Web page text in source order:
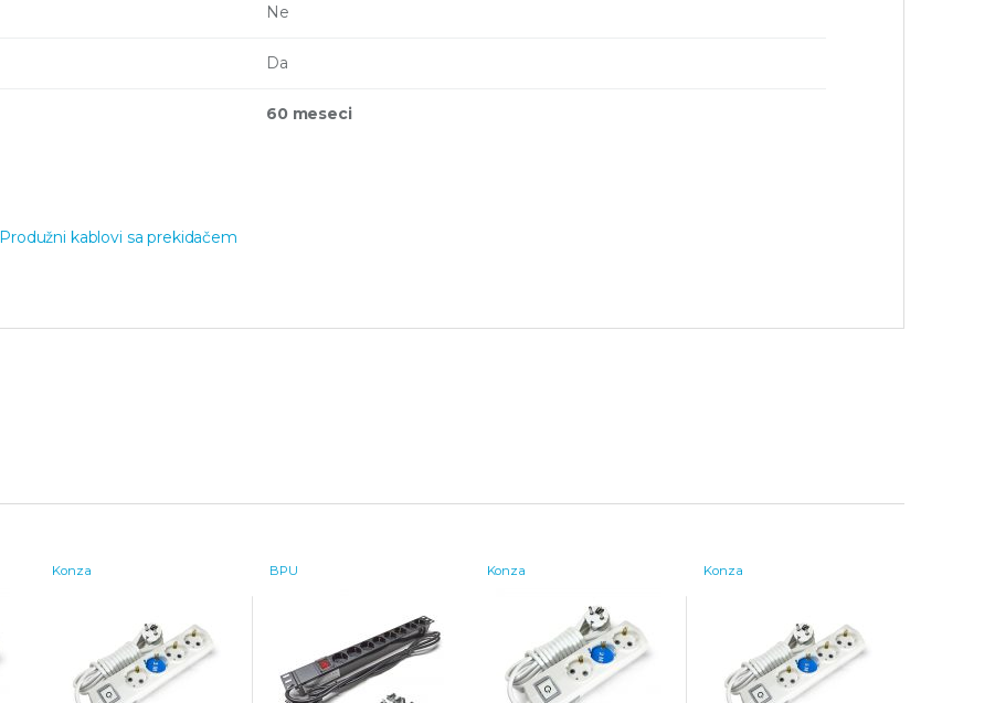
Ne
Da
60 meseci
Produžni kablovi sa prekidačem
Konza BPU Konza Konza